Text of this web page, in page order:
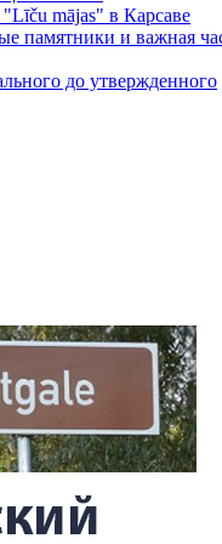
mājas" в Карсаве
памятники и важная
до утвержденного